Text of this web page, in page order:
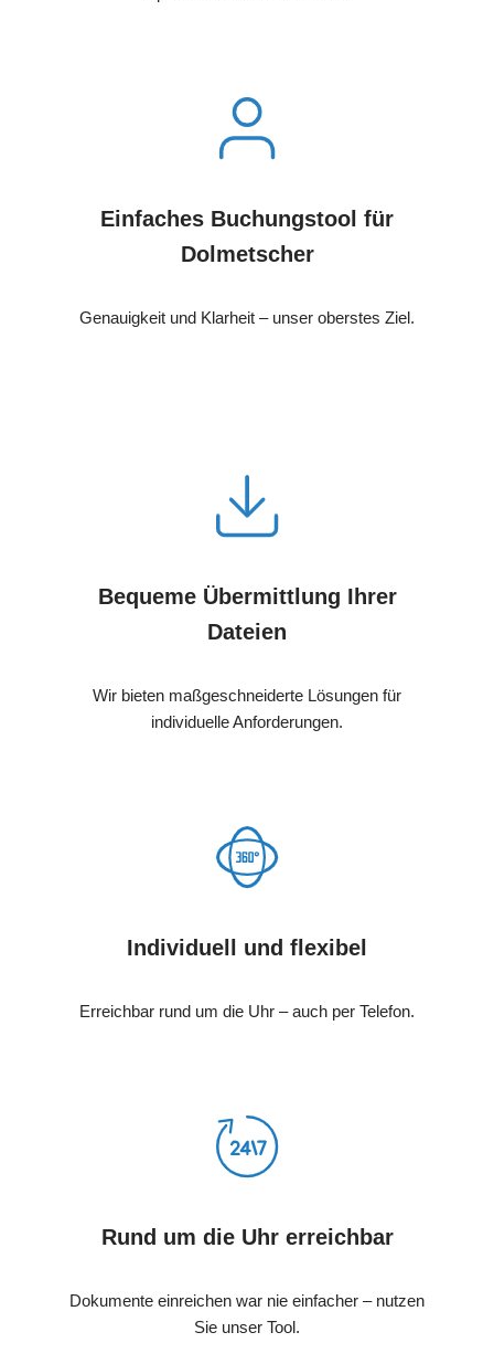
Einfaches Buchungstool für
Dolmetscher
Genauigkeit und Klarheit – unser oberstes Ziel.
Bequeme Übermittlung Ihrer
Dateien
Wir bieten maßgeschneiderte Lösungen für
individuelle Anforderungen.
Individuell und flexibel
Erreichbar rund um die Uhr – auch per Telefon.
Rund um die Uhr erreichbar
Dokumente einreichen war nie einfacher – nutzen
Sie unser Tool.